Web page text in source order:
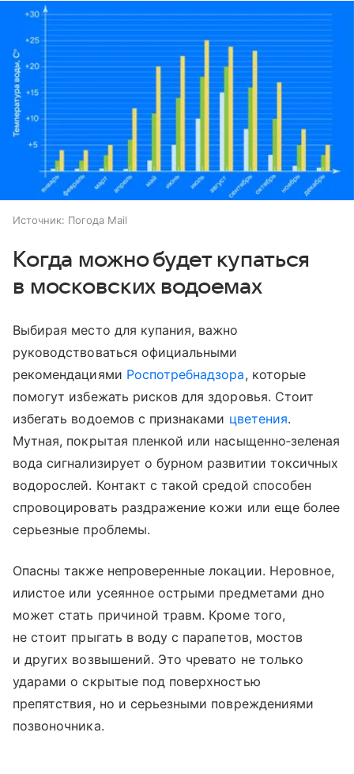
Источник: Погода Mail
Когда можно будет купаться
в московских водоемах
Выбирая место для купания, важно
руководствоваться официальными
рекомендациями Роспотребнадзора, которые
помогут избежать рисков для здоровья. Стоит
избегать водоемов с признаками цветения.
Мутная, покрытая пленкой или насыщенно‑зеленая
вода сигнализирует о бурном развитии токсичных
водорослей. Контакт с такой средой способен
спровоцировать раздражение кожи или еще более
серьезные проблемы.
Опасны также непроверенные локации. Неровное,
илистое или усеянное острыми предметами дно
может стать причиной травм. Кроме того,
не стоит прыгать в воду с парапетов, мостов
и других возвышений. Это чревато не только
ударами о скрытые под поверхностью
препятствия, но и серьезными повреждениями
позвоночника.